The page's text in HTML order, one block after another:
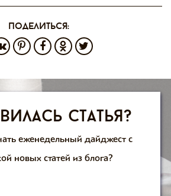
поделиться:
статья?
еженедельный дайджест с
новых статей из блога?